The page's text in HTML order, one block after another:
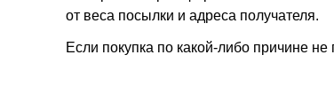
от веса посылки и адреса получателя.
Если покупка по какой-либо причине